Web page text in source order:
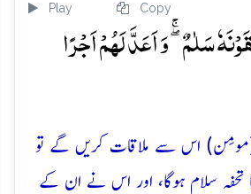
Play Copy
سَلٰمٌ ۖۚ وَ اَعَدَّ لَہُمۡ اَجۡرًا
اس سے ملاقات کریں گے تو
تحفہ سلام ہوگا، اور اس نے ان کے